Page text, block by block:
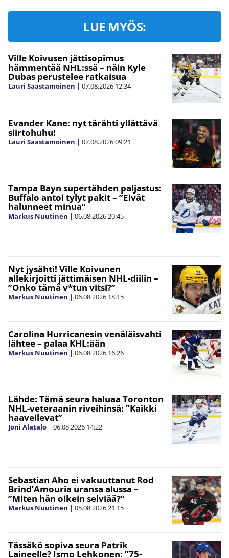
LUE MYÖS:
Ville Koivusen jättisopimus
hämmentää NHL:ssä – näin Kyle
Dubas perustelee ratkaisua
Lauri Saastamoinen | 07.08.2026 12:34
Evander Kane: nyt tärähti yllättävä
siirtohuhu!
Lauri Saastamoinen | 07.08.202609:21
Tampa Bayn supertähden paljastus:
Buffalo antoi tylyt pakit – ”Eivät
halunneet minua”
Markus Nuutinen | 06.08.202620:45
Nyt jysähti! Ville Koivunen
allekirjoitti jättimäisen NHL-diilin –
”Onko tämä v*tun vitsi?”
Markus Nuutinen | 06.08.2026 18:15
Carolina Hurricanesin venäläisvahti
lähtee – palaa KHL:ään
Markus Nuutinen | 06.08.2026 16:26
Lähde: Tämä seura haluaa Toronton
NHL-veteraanin riveihinsä: ”Kaikki
haaveilevat”
Joni Alatalo | 06.08.2026 14:22
Sebastian Aho ei vakuuttanut Rod
Brind’Amouria uransa alussa –
”Miten hän oikein selviää?”
Markus Nuutinen | 05.08.202621:15
Tässäkö sopiva seura Patrik
Laineelle? Ismo Lehkonen: ”75-